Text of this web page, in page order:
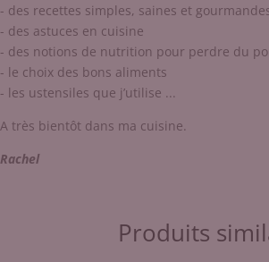
- des recettes simples, saines et
- des astuces en cuisine
- des notions de nutrition pour perdre du
- le choix des bons aliments
- les ustensiles que j’utilise ...
A très bientôt dans ma cuisine.
Rachel
Produits